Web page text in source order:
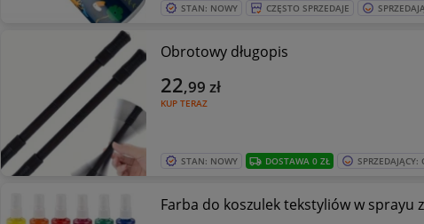
STAN: NOWY CZĘSTO SPRZEDAJE
Obrotowy długopis
KUP TERAZ
22,99 zł
STAN: NOWY DOSTAWA 0 ZŁ
Farba do koszulek tekstyliów w sprayu